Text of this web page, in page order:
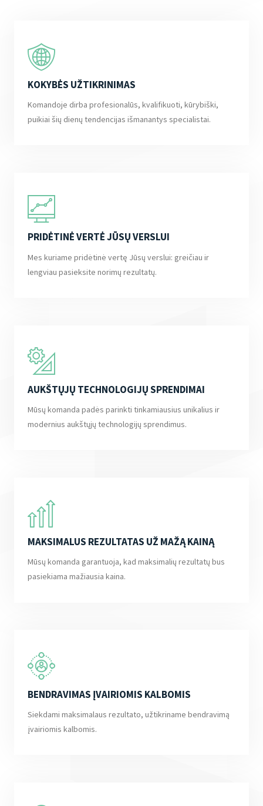
KOKYBĖS UŽTIKRINIMAS
Komandoje dirba profesionalūs, kvalifikuoti, kūrybiški,
puikiai šių dienų tendencijas išmanantys specialistai.
PRIDĖTINĖ VERTĖ JŪSŲ VERSLUI
Mes kuriame pridėtinė vertę Jūsų verslui: greičiau ir
lengviau pasieksite norimų rezultatų.
AUKŠTŲJŲ TECHNOLOGIJŲ SPRENDIMAI
Mūsų komanda padės parinkti tinkamiausius unikalius ir
modernius aukštųjų technologijų sprendimus.
MAKSIMALUS REZULTATAS UŽ MAŽĄ KAINĄ
Mūsų komanda garantuoja, kad maksimalių rezultatų bus
pasiekiama mažiausia kaina.
BENDRAVIMAS ĮVAIRIOMIS KALBOMIS
Siekdami maksimalaus rezultato, užtikriname bendravimą
įvairiomis kalbomis.